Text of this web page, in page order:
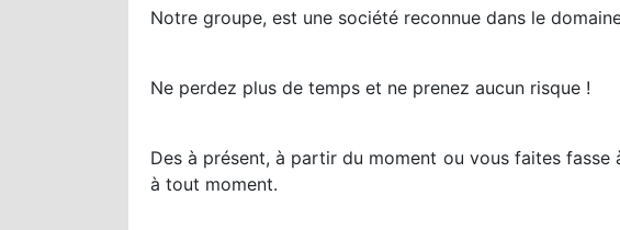
Notre groupe, est une société reconnue dans le
Ne perdez plus de temps et ne prenez aucun risque !
Des à présent, à partir du moment ou vous faites
à tout moment.